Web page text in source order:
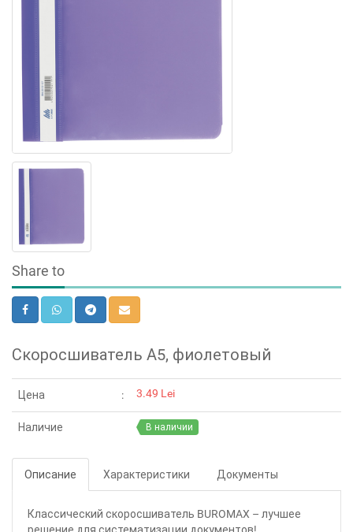
Share to
Скоросшиватель А5, фиолетовый
Цена 3.49 Lei
Наличие В наличии
Описание Характеристики Документы
Классический скоросшиватель BUROMAX – лучшее